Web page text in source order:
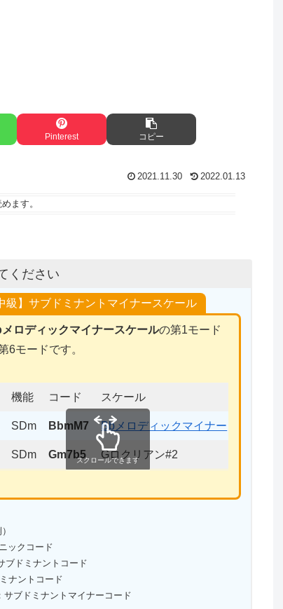
Pinterest コピー
2021.11.30 2022.01.13
ます。
ください
級】サブドミナントマイナースケール
メロディックマイナースケールの第1モード
6モードです。
機能 コード スケール
SDm BbmM7 Bbメロディックマイナー
SDm Gm7b5 Gロクリアン#2
スクロールできます
ックコード
ブドミナントコード
ナントコード
サブドミナントマイナーコード